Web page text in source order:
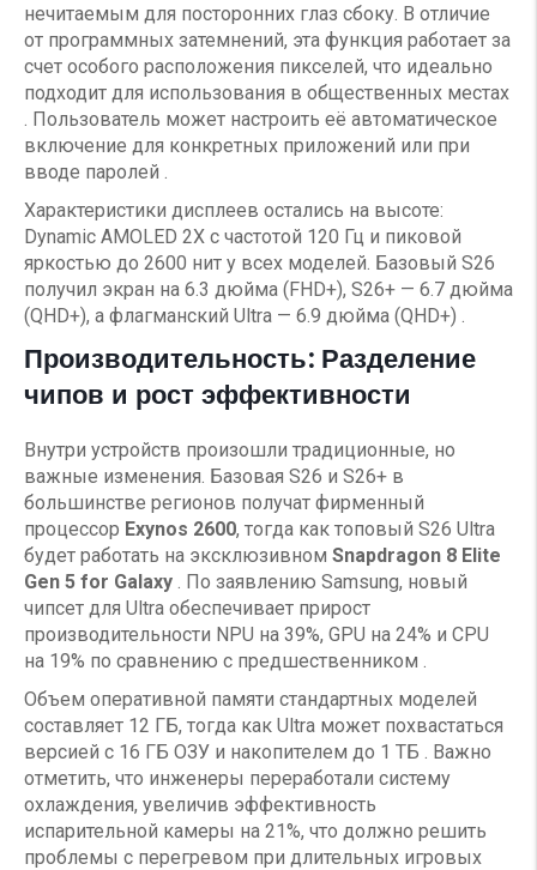
нечитаемым для посторонних глаз сбоку. В отличие
от программных затемнений, эта функция работает за
счет особого расположения пикселей, что идеально
подходит для использования в общественных местах
. Пользователь может настроить её автоматическое
включение для конкретных приложений или при
вводе паролей .
Характеристики дисплеев остались на высоте:
Dynamic AMOLED 2X с частотой 120 Гц и пиковой
яркостью до 2600 нит у всех моделей. Базовый S26
получил экран на 6.3 дюйма (FHD+), S26+ — 6.7 дюйма
(QHD+), а флагманский Ultra — 6.9 дюйма (QHD+) .
Производительность: Разделение
чипов и рост эффективности
Внутри устройств произошли традиционные, но
важные изменения. Базовая S26 и S26+ в
большинстве регионов получат фирменный
процессор Exynos 2600, тогда как топовый S26 Ultra
будет работать на эксклюзивном Snapdragon 8 Elite
Gen 5 for Galaxy . По заявлению Samsung, новый
чипсет для Ultra обеспечивает прирост
производительности NPU на 39%, GPU на 24% и CPU
на 19% по сравнению с предшественником .
Объем оперативной памяти стандартных моделей
составляет 12 ГБ, тогда как Ultra может похвастаться
версией с 16 ГБ ОЗУ и накопителем до 1 ТБ . Важно
отметить, что инженеры переработали систему
охлаждения, увеличив эффективность
испарительной камеры на 21%, что должно решить
проблемы с перегревом при длительных игровых